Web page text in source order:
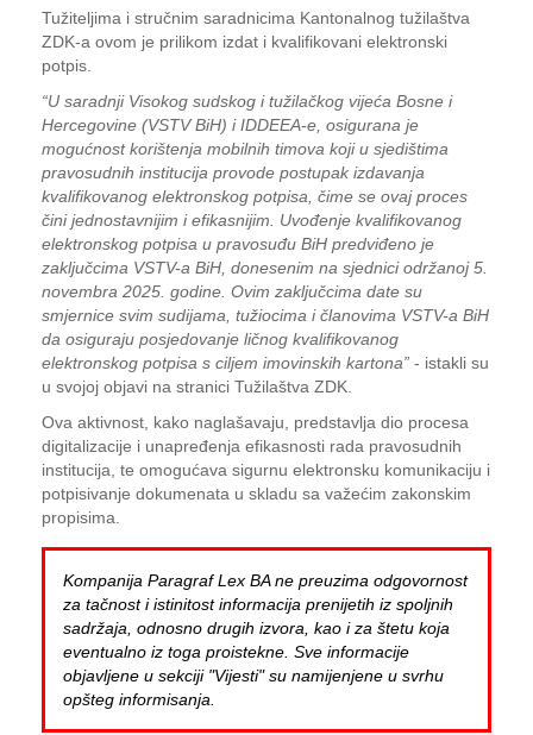
Tužiteljima i stručnim saradnicima Kantonalnog tužilaštva
ZDK-a ovom je prilikom izdat i kvalifikovani elektronski
potpis.
“U saradnji Visokog sudskog i tužilačkog vijeća Bosne i
Hercegovine (VSTV BiH) i IDDEEA-e, osigurana je
mogućnost korištenja mobilnih timova koji u sjedištima
pravosudnih institucija provode postupak izdavanja
kvalifikovanog elektronskog potpisa, čime se ovaj proces
čini jednostavnijim i efikasnijim. Uvođenje kvalifikovanog
elektronskog potpisa u pravosuđu BiH predviđeno je
zaključcima VSTV-a BiH, donesenim na sjednici održanoj 5.
novembra 2025. godine. Ovim zaključcima date su
smjernice svim sudijama, tužiocima i članovima VSTV-a BiH
da osiguraju posjedovanje ličnog kvalifikovanog
elektronskog potpisa s ciljem imovinskih kartona” - istakli su
u svojoj objavi na stranici Tužilaštva ZDK.
Ova aktivnost, kako naglašavaju, predstavlja dio procesa
digitalizacije i unapređenja efikasnosti rada pravosudnih
institucija, te omogućava sigurnu elektronsku komunikaciju i
potpisivanje dokumenata u skladu sa važećim zakonskim
propisima.
Kompanija Paragraf Lex BA ne preuzima odgovornost
za tačnost i istinitost informacija prenijetih iz spoljnih
sadržaja, odnosno drugih izvora, kao i za štetu koja
eventualno iz toga proistekne. Sve informacije
objavljene u sekciji "Vijesti" su namijenjene u svrhu
opšteg informisanja.